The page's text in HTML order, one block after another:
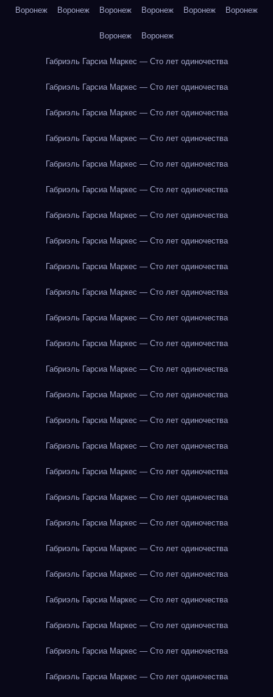
Воронеж Воронеж Воронеж Воронеж Воронеж Воронеж
Воронеж Воронеж
Габриэль Гарсиа Маркес — Сто лет одиночества
Габриэль Гарсиа Маркес — Сто лет одиночества
Габриэль Гарсиа Маркес — Сто лет одиночества
Габриэль Гарсиа Маркес — Сто лет одиночества
Габриэль Гарсиа Маркес — Сто лет одиночества
Габриэль Гарсиа Маркес — Сто лет одиночества
Габриэль Гарсиа Маркес — Сто лет одиночества
Габриэль Гарсиа Маркес — Сто лет одиночества
Габриэль Гарсиа Маркес — Сто лет одиночества
Габриэль Гарсиа Маркес — Сто лет одиночества
Габриэль Гарсиа Маркес — Сто лет одиночества
Габриэль Гарсиа Маркес — Сто лет одиночества
Габриэль Гарсиа Маркес — Сто лет одиночества
Габриэль Гарсиа Маркес — Сто лет одиночества
Габриэль Гарсиа Маркес — Сто лет одиночества
Габриэль Гарсиа Маркес — Сто лет одиночества
Габриэль Гарсиа Маркес — Сто лет одиночества
Габриэль Гарсиа Маркес — Сто лет одиночества
Габриэль Гарсиа Маркес — Сто лет одиночества
Габриэль Гарсиа Маркес — Сто лет одиночества
Габриэль Гарсиа Маркес — Сто лет одиночества
Габриэль Гарсиа Маркес — Сто лет одиночества
Габриэль Гарсиа Маркес — Сто лет одиночества
Габриэль Гарсиа Маркес — Сто лет одиночества
Габриэль Гарсиа Маркес — Сто лет одиночества